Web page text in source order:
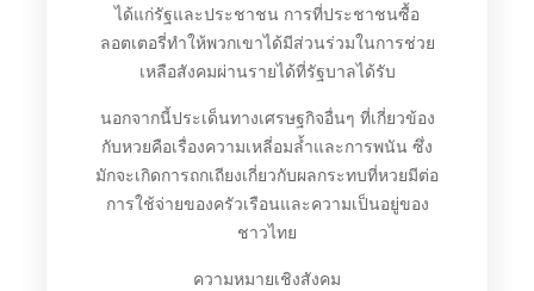
ได้แก่รัฐและประชาชน การที่ประชาชนซื้อ
ลอตเตอรี่ทำให้พวกเขาได้มีส่วนร่วมในการช่วย
เหลือสังคมผ่านรายได้ที่รัฐบาลได้รับ
นอกจากนี้ประเด็นทางเศรษฐกิจอื่นๆ ที่เกี่ยวข้อง
กับหวยคือเรื่องความเหลี่อมล้ำและการพนัน ซึ่ง
มักจะเกิดการถกเถียงเกี่ยวกับผลกระทบที่หวยมีต่อ
การใช้จ่ายของครัวเรือนและความเป็นอยู่ของ
ชาวไทย
ความหมายเชิงสังคม